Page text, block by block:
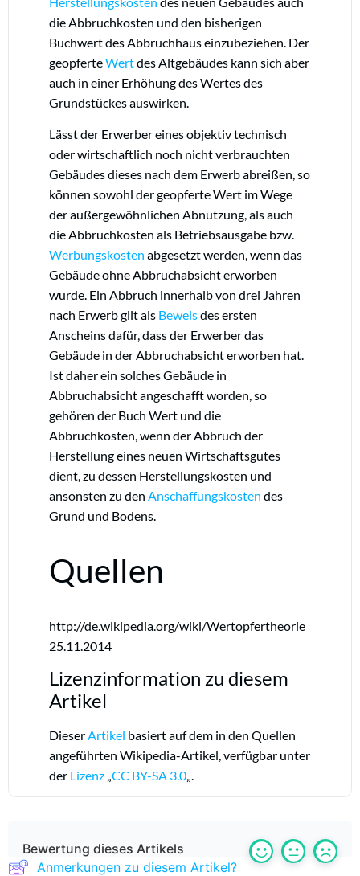
die Abbruchkosten und den bisherigen
Buchwert des Abbruchhaus einzubeziehen. Der
geopferteWertdes Altgebäudes kann sich aber
auch in einer Erhöhung des Wertes des
Grundstückes auswirken.
Lässt der Erwerber eines objektiv technisch
oder wirtschaftlich noch nicht verbrauchten
Gebäudes dieses nach dem Erwerb abreißen, so
können sowohl der geopferte Wert im Wege
der außergewöhnlichen Abnutzung, als auch
die Abbruchkosten als Betriebsausgabe bzw.
Werbungskosten abgesetzt werden, wenn das
Gebäude ohne Abbruchabsicht erworben
wurde. Ein Abbruch innerhalb von drei Jahren
nach Erwerb gilt als Beweisdes ersten
Anscheins dafür, dass der Erwerber das
Gebäude in der Abbruchabsicht erworben hat.
Ist daher ein solches Gebäude in
Abbruchabsicht angeschafft worden, so
gehören der Buch Wert und die
Abbruchkosten, wenn der Abbruch der
Herstellung eines neuen Wirtschaftsgutes
dient, zu dessen Herstellungskosten und
ansonsten zu den Anschaffungskosten des
Grund und Bodens.
Quellen
http://de.wikipedia.org/wiki/Wertopfertheorie
25.11.2014
Lizenzinformation zu diesem
Artikel
DieserArtikel basiert auf dem in den Quellen
angeführten Wikipedia-Artikel, verfügbar unter
der Lizenz „CC BY-SA 3.0„.
Bewertung dieses Artikels
Anmerkungen zu diesem Artikel?